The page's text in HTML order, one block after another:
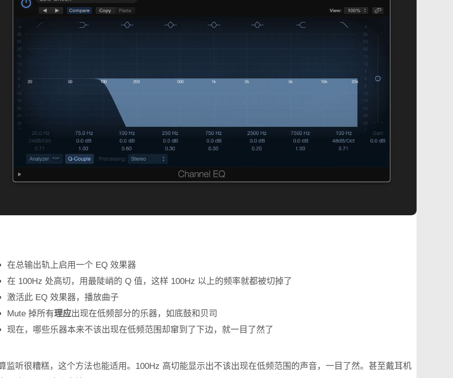
在总输出轨上启用一个 EQ 效果器
在 100Hz 处高切，用最陡峭的 Q 值，这样 100Hz 以上的频率就都被切掉了
激活此 EQ 效果器，播放曲子
Mute 掉所有理应出现在低频部分的乐器，如底鼓和贝司
现在，哪些乐器本来不该出现在低频范围却窜到了下边，就一目了然了
监听很糟糕，这个方法也能适用。100Hz 高切能显示出不该出现在低频范围的声音，一目了然。甚至戴耳机